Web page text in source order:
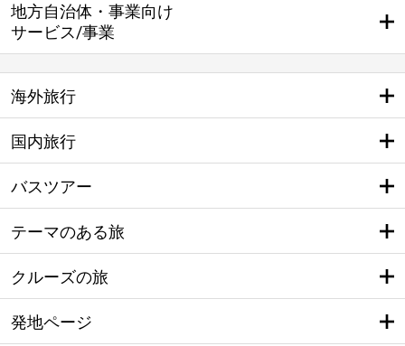
地方自治体・事業向け
サービス/事業
海外旅行
国内旅行
バスツアー
テーマのある旅
クルーズの旅
発地ページ